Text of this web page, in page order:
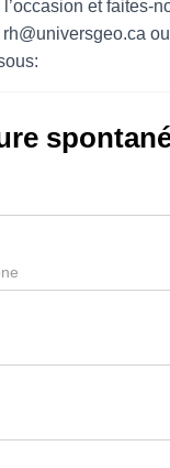
et faites-
rh@universgeo.ca